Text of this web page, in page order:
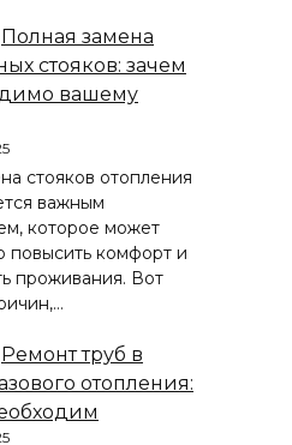
Полная замена
стояков: зачем
вашему
стояков отопления
важным
которое может
повысить комфорт и
проживания. Вот
Ремонт труб в
отопления: